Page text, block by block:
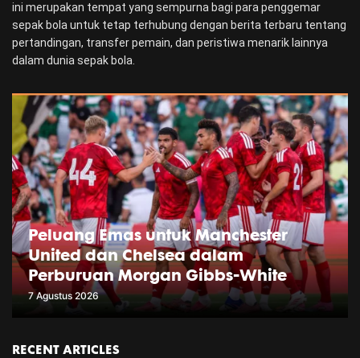
ini merupakan tempat yang sempurna bagi para penggemar
sepak bola untuk tetap terhubung dengan berita terbaru tentang
pertandingan, transfer pemain, dan peristiwa menarik lainnya
dalam dunia sepak bola.
Peluang Emas untuk Manchester
United dan Chelsea dalam
Perburuan Morgan Gibbs-White
7 Agustus 2026
RECENT ARTICLES